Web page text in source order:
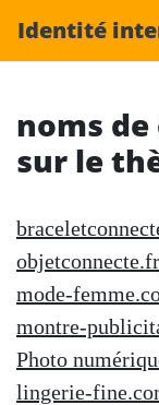
Identité
noms
sur le
objetconnecte.fr
mode-
montre-
Photo
lingerie-